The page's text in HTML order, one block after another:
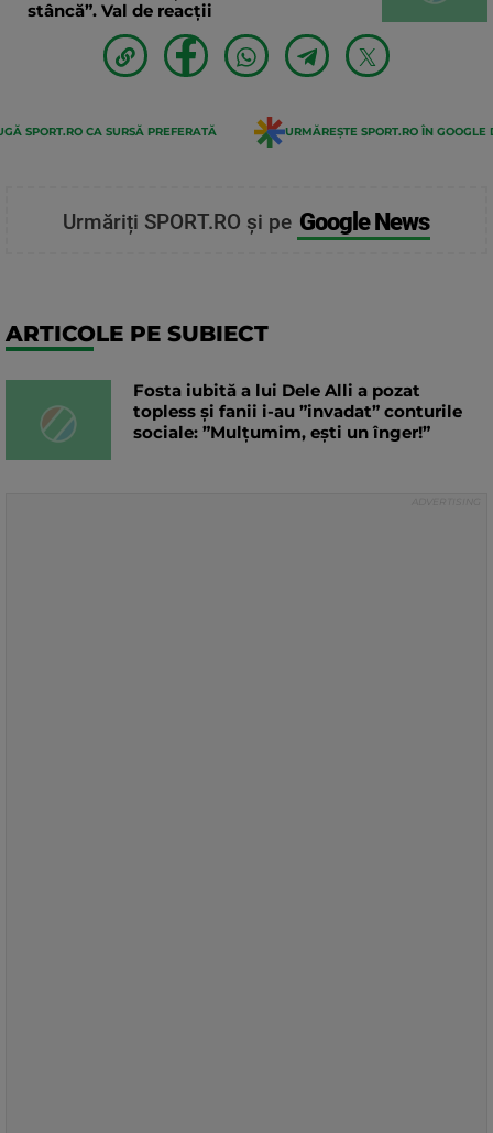
stâncă”. Val de reacții
SPORT.RO CA SURSĂ PREFERATĂ URMĂREȘTE SPORT.RO ÎN GOOGLE
Urmăriți SPORT.RO și pe Google News
ARTICOLE PE SUBIECT
Fosta iubită a lui Dele Alli a pozat
topless și fanii i-au ”invadat” conturile
sociale: ”Mulțumim, ești un înger!”